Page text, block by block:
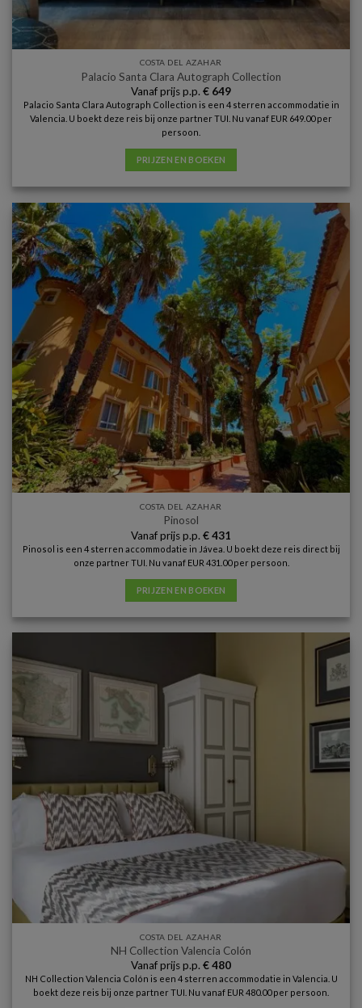
COSTA DEL AZAHAR
Palacio Santa Clara Autograph Collection
Vanaf prijs p.p. € 649
Palacio Santa Clara Autograph Collection is een 4 sterren accommodatie in
Valencia. U boekt deze reis bij onze partner TUI. Nu vanaf EUR 649.00 per
persoon.
PRIJZEN EN BOEKEN
COSTA DEL AZAHAR
Pinosol
Vanaf prijs p.p. €431
Pinosol is een 4 sterren accommodatie in Jávea. U boekt deze reis direct bij
onze partner TUI. Nu vanaf EUR 431.00 per persoon.
PRIJZEN EN BOEKEN
COSTA DEL AZAHAR
NH Collection Valencia Colón
Vanaf prijs p.p. €480
NH Collection Valencia Colón is een 4 sterren accommodatie in Valencia. U
boekt deze reis bij onze partner TUI. Nu vanaf EUR 480.00 per persoon.